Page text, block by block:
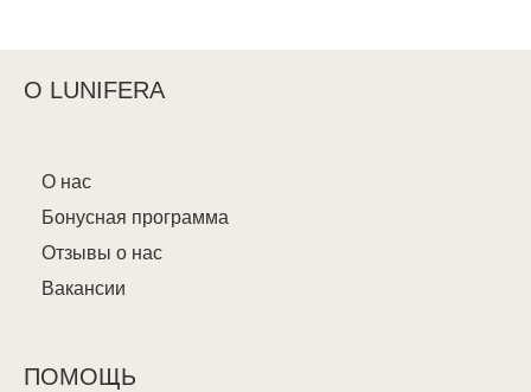
О LUNIFERA
О нас
Бонусная программа
Отзывы о нас
Вакансии
ПОМОЩЬ